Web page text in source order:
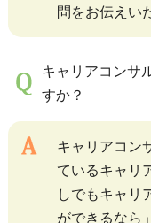
問をお伝えい
キャリアコンサ
すか？
キャリアコン
ているキャリ
しでもキャリ
ができるなら